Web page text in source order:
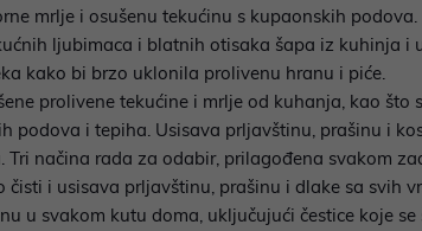
mrlje i osušenu tekućinu s kupaonskih podova.
ljubimaca i blatnih otisaka šapa iz kuhinja i
kako bi brzo uklonila prolivenu hranu i piće.
prolivene tekućine i mrlje od kuhanja, kao što
podova i tepiha. Usisava prljavštinu, prašinu i
Tri načina rada za odabir, prilagođena svakom
i usisava prljavštinu, prašinu i dlake sa svih
u svakom kutu doma, uključujući čestice koje